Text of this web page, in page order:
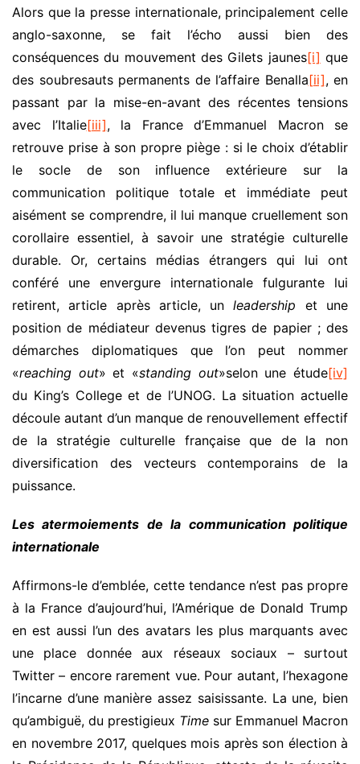
Alors que la presse internationale, principalement celle
anglo-saxonne, se fait l’écho aussi bien des
conséquences du mouvement des Gilets jaunes[i] que
des soubresauts permanents de l’affaire Benalla[ii], en
passant par la mise-en-avant des récentes tensions
avec l’Italie[iii], la France d’Emmanuel Macron se
retrouve prise à son propre piège : si le choix d’établir
le socle de son influence extérieure sur la
communication politique totale et immédiate peut
aisément se comprendre, il lui manque cruellement son
corollaire essentiel, à savoir une stratégie culturelle
durable. Or, certains médias étrangers qui lui ont
conféré une envergure internationale fulgurante lui
retirent, article après article, unleadership et une
position de médiateur devenus tigres de papier ; des
démarches diplomatiques que l’on peut nommer
«reaching out» et «standing out»selon une étude[iv]
du King’s College et de l’UNOG. La situation actuelle
découle autant d’un manque de renouvellement effectif
de la stratégie culturelle française que de la non
diversification des vecteurs contemporains de la
puissance.
Les atermoiements de la communication politique
internationale
Affirmons-le d’emblée, cette tendance n’est pas propre
à la France d’aujourd’hui, l’Amérique de Donald Trump
en est aussi l’un des avatars les plus marquants avec
une place donnée aux réseaux sociaux – surtout
Twitter – encore rarement vue. Pour autant, l’hexagone
l’incarne d’une manière assez saisissante. La une, bien
qu’ambiguë, du prestigieux Time sur Emmanuel Macron
en novembre 2017, quelques mois après son élection à